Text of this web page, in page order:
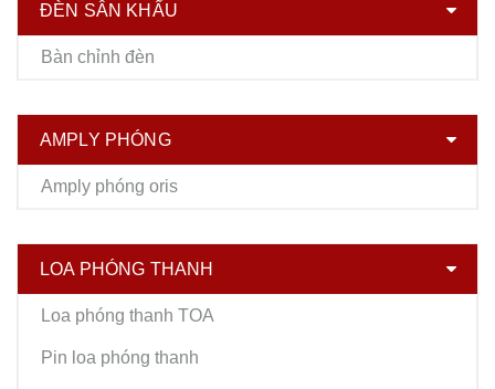
ĐÈN SÂN KHẤU
Bàn chỉnh đèn
AMPLY PHÓNG
Amply phóng oris
LOA PHÓNG THANH
Loa phóng thanh TOA
Pin loa phóng thanh